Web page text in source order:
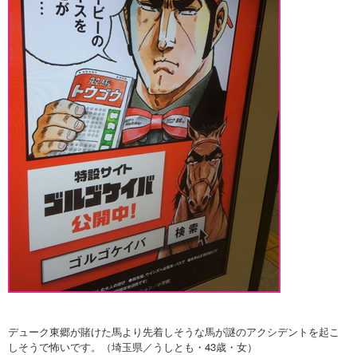
デューク東郷が賭けた馬より先着しそうな馬が謎のアクシデントを起こ
しそうで怖いです。（埼玉県／うしとも・43歳・女）